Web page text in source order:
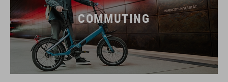
COMMUTING